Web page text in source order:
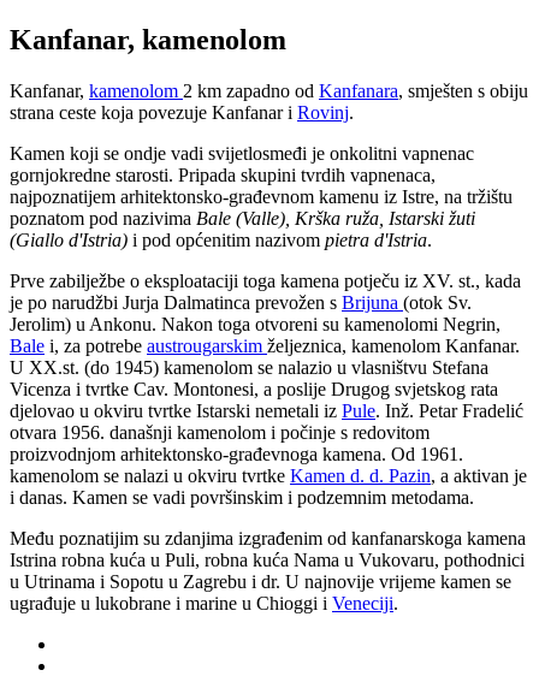
Kanfanar, kamenolom
Kanfanar, kamenolom 2 km zapadno od Kanfanara, smješten s obiju
strana ceste koja povezuje Kanfanar i Rovinj.
Kamen koji se ondje vadi svijetlosmeđi je onkolitni vapnenac
gornjokredne starosti. Pripada skupini tvrdih vapnenaca,
najpoznatijem arhitektonsko-građevnom kamenu iz Istre, na tržištu
poznatom pod nazivima Bale (Valle), Krška ruža, Istarski žuti
(Giallo d'Istria) i pod općenitim nazivom pietra d'Istria.
Prve zabilježbe o eksploataciji toga kamena potječu iz XV. st., kada
je po narudžbi Jurja Dalmatinca prevožen s Brijuna (otok Sv.
Jerolim) u Ankonu. Nakon toga otvoreni su kamenolomi Negrin,
Bale i, za potrebe austrougarskim željeznica, kamenolom Kanfanar.
U XX.st. (do 1945) kamenolom se nalazio u vlasništvu Stefana
Vicenza i tvrtke Cav. Montonesi, a poslije Drugog svjetskog rata
djelovao u okviru tvrtke Istarski nemetali iz Pule. Inž. Petar Fradelić
otvara 1956. današnji kamenolom i počinje s redovitom
proizvodnjom arhitektonsko-građevnoga kamena. Od 1961.
kamenolom se nalazi u okviru tvrtke Kamen d. d. Pazin, a aktivan je
i danas. Kamen se vadi površinskim i podzemnim metodama.
Među poznatijim su zdanjima izgrađenim od kanfanarskoga kamena
Istrina robna kuća u Puli, robna kuća Nama u Vukovaru, pothodnici
u Utrinama i Sopotu u Zagrebu i dr. U najnovije vrijeme kamen se
ugrađuje u lukobrane i marine u Chioggi i Veneciji.